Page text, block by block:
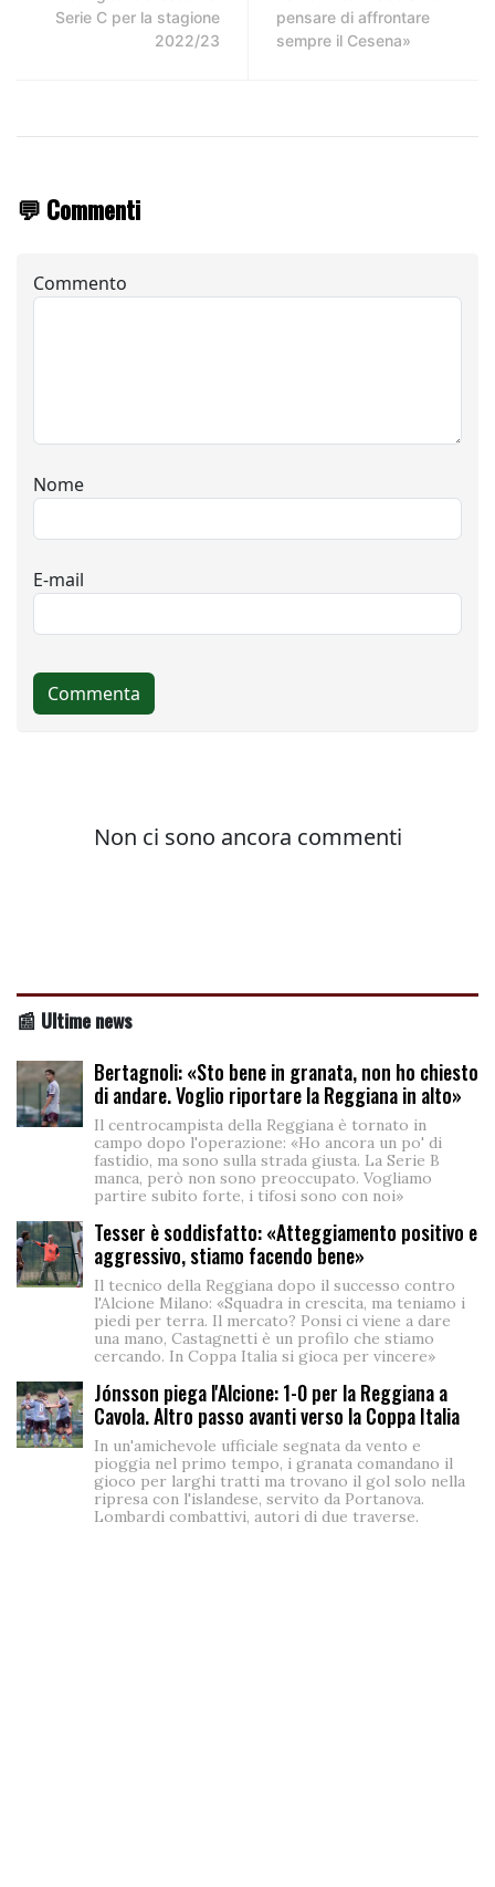
Serie C per la stagione
2022/23
pensare di affrontare
sempre il Cesena»
💬 Commenti
📰 Ultime news
Bertagnoli: «Sto bene in granata, non ho chiesto
di andare. Voglio riportare la Reggiana in alto»
Il centrocampista della Reggiana è tornato in
campo dopo l'operazione: «Ho ancora un po' di
fastidio, ma sono sulla strada giusta. La Serie B
manca, però non sono preoccupato. Vogliamo
partire subito forte, i tifosi sono con noi»
Tesser è soddisfatto: «Atteggiamento positivo e
aggressivo, stiamo facendo bene»
Il tecnico della Reggiana dopo il successo contro
l'Alcione Milano: «Squadra in crescita, ma teniamo i
piedi per terra. Il mercato? Ponsi ci viene a dare
una mano, Castagnetti è un profilo che stiamo
cercando. In Coppa Italia si gioca per vincere»
Jónsson piega l'Alcione: 1-0 per la Reggiana a
Cavola. Altro passo avanti verso la Coppa Italia
In un'amichevole ufficiale segnata da vento e
pioggia nel primo tempo, i granata comandano il
gioco per larghi tratti ma trovano il gol solo nella
ripresa con l'islandese, servito da Portanova.
Lombardi combattivi, autori di due traverse.